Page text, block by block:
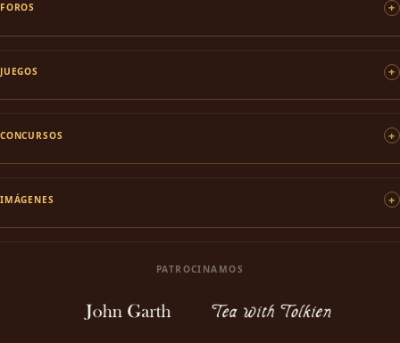
FOROS
JUEGOS
CONCURSOS
IMÁGENES
PATROCINAMOS